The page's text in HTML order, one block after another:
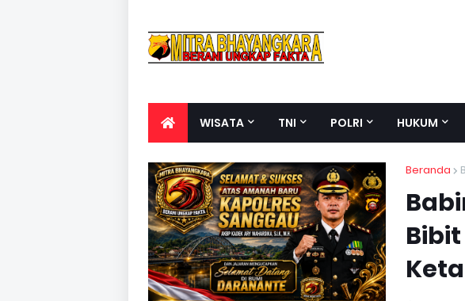
WISATA TNI POLRI HUKUM
Beranda